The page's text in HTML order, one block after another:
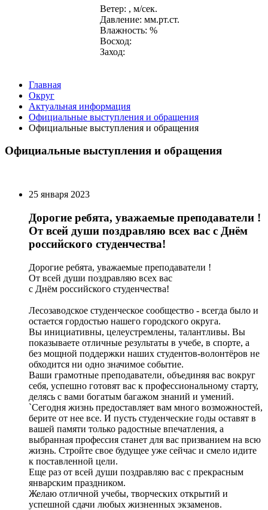
Ветер: , м/сек.
Давление: мм.рт.ст.
Влажность: %
Восход:
Заход:
Главная
Округ
Актуальная информация
Официальные выступления и обращения
Официальные выступления и обращения
Официальные выступления и обращения
25 января 2023
Дорогие ребята, уважаемые преподаватели !
От всей души поздравляю всех вас с Днём
российского студенчества!
Дорогие ребята, уважаемые преподаватели !
От всей души поздравляю всех вас
с Днём российского студенчества!
Лесозаводское студенческое сообщество - всегда было и
остается гордостью нашего городского округа.
Вы инициативны, целеустремлены, талантливы. Вы
показываете отличные результаты в учебе, в спорте, а
без мощной поддержки наших студентов-волонтёров не
обходится ни одно значимое событие.
Ваши грамотные преподаватели, объединяя вас вокруг
себя, успешно готовят вас к профессиональному старту,
делясь с вами богатым багажом знаний и умений.
`Сегодня жизнь предоставляет вам много возможностей,
берите от нее все. И пусть студенческие годы оставят в
вашей памяти только радостные впечатления, а
выбранная профессия станет для вас призванием на всю
жизнь. Стройте свое будущее уже сейчас и смело идите
к поставленной цели.
Еще раз от всей души поздравляю вас с прекрасным
январским праздником.
Желаю отличной учебы, творческих открытий и
успешной сдачи любых жизненных экзаменов.